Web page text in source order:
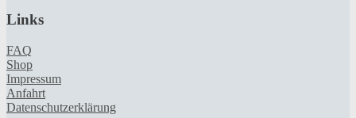
Links
FAQ
Shop
Impressum
Anfahrt
Datenschutzerklärung